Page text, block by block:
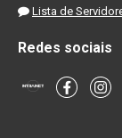
Lista de
Redes sociais